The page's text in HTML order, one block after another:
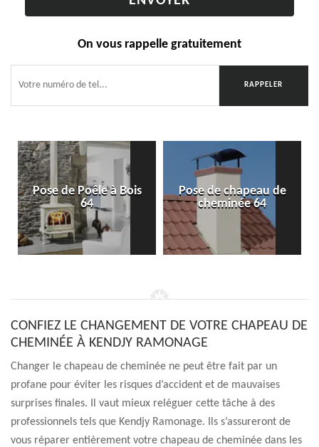
On vous rappelle gratuitement
Pose de Poêle à Bois
64
Pose de chapeau de
cheminée 64
CONFIEZ LE CHANGEMENT DE VOTRE CHAPEAU DE
CHEMINÉE À KENDJY RAMONAGE
Changer le chapeau de cheminée ne peut être fait par un
profane pour éviter les risques d’accident et de mauvaises
surprises finales. Il vaut mieux reléguer cette tâche à des
professionnels tels que Kendjy Ramonage. Ils s’assureront de
vous réparer entièrement votre chapeau de cheminée dans les